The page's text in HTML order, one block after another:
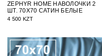
ZEPHYR HOME НАВОЛОЧКИ 2
ШТ. 70Х70 САТИН БЕЛЫЕ
4 500 KZT